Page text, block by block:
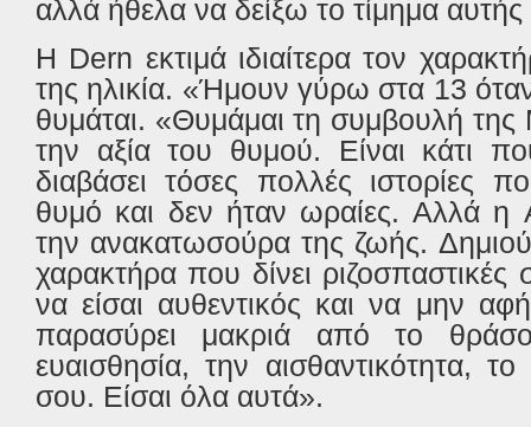
αλλά ήθελα να δείξω το τίμημα αυτής
Η Dern εκτιμά ιδιαίτερα τον
της ηλικία. «Ήμουν γύρω στα 13
θυμάται. «Θυμάμαι τη συμβουλή της
την αξία του θυμού. Είναι κάτι
διαβάσει τόσες πολλές ιστορίες
θυμό και δεν ήταν ωραίες. Αλλά η
την ανακατωσούρα της ζωής.
χαρακτήρα που δίνει
να είσαι αυθεντικός και να μην
παρασύρει μακριά από το
ευαισθησία, την αισθαντικότητα,
σου. Είσαι όλα αυτά».